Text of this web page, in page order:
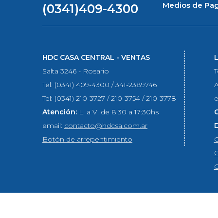
(0341)409-4300 Medios de
HDC CASA CENTRAL - VENTAS
Salta 3246 - Rosario
Tel: (0341) 409-4300 / 341-2389746
Tel: (0341) 210-3727 / 210-3754 / 210-3778
Atención: L. a V. de 8:30 a 17:30hs
email: contacto@hdcsa.com.ar
Botón de arrepentimiento